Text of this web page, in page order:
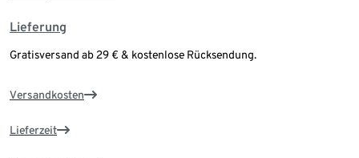
Lieferung
Gratisversand ab 29 € & kostenlose Rücksendung.
Versandkosten
Lieferzeit